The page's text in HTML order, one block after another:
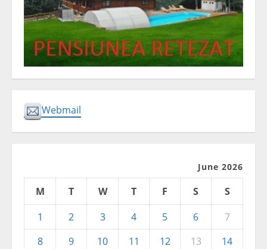
Webmail
June 2026
M T W T F S
S
1
2 3 4 5 6
7
8
9 10 11 12 13
14